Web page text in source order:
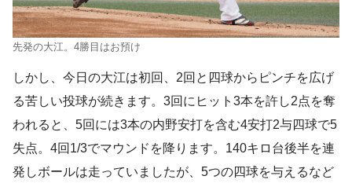
先発の大江。4勝目はお預け
しかし、今日の大江は初回、2回と四球からピンチを広げ
る苦しい投球が続きます。3回にヒット3本を許し2点を奪
われると、5回には3本の内野安打を含む4安打2与四球で5
失点。4回1/3でマウンドを降ります。140キロ台後半を連
発しボールは走っていましたが、5つの四球を与えるなど